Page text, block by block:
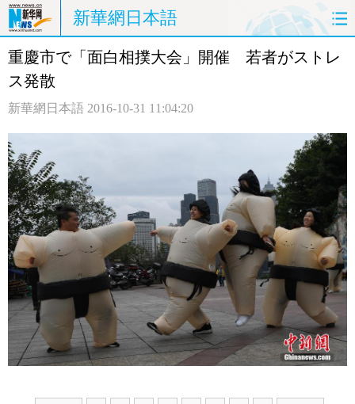
新華網日本語
ホームページ 政治 経済
写真
中日対訳
重慶市で「面白相撲大会」開催 若者がストレ
ス発散
新華網日本語 2016-10-31 11:04:20